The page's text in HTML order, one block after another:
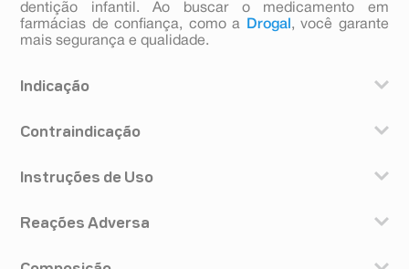
dentição infantil. Ao buscar o medicamento em
farmácias de confiança, como a
Drogal , você garante
mais segurança e qualidade.
Indicação
comuns no surgimento da primeira dentição em
Contraindicação
alergia a qualquer um dos componentes da fórmula.
intolerância à frutose.
Instruções de Uso
afetada das gengivas de crianças quando aparecerem
Reações Adversa